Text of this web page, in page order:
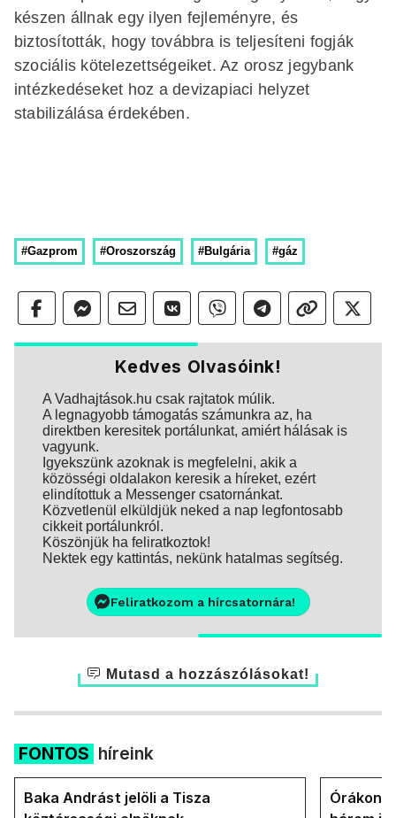
készen állnak egy ilyen fejleményre, és
biztosították, hogy továbbra is teljesíteni fogják
szociális kötelezettségeiket. Az orosz jegybank
intézkedéseket hoz a devizapiaci helyzet
stabilizálása érdekében.
#Gazprom #Oroszország #Bulgária #gáz
Kedves Olvasóink!
A Vadhajtások.hu csak rajtatok múlik.
A legnagyobb támogatás számunkra az, ha
direktben keresitek portálunkat, amiért hálásak is
vagyunk.
Igyekszünk azoknak is megfelelni, akik a
közösségi oldalakon keresik a híreket, ezért
elindítottuk a Messenger csatornánkat.
Közvetlenül elküldjük neked a nap legfontosabb
cikkeit portálunkról.
Köszönjük ha feliratkoztok!
Nektek egy kattintás, nekünk hatalmas segítség.
Feliratkozom a hírcsatornára!
Mutasd a hozzászólásokat!
FONTOS híreink
Baka Andrást jelöli a Tisza
Órákon